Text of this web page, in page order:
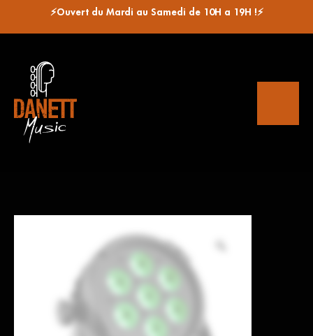
⚡Ouvert du Mardi au Samedi de 10H a 19H !⚡